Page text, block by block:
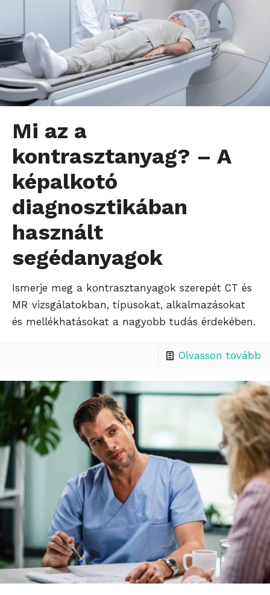
Mi az a
kontrasztanyag? – A
képalkotó
diagnosztikában
használt
segédanyagok
Ismerje meg a kontrasztanyagok szerepét CT és
MR vizsgálatokban, típusokat, alkalmazásokat
és mellékhatásokat a nagyobb tudás érdekében.
Olvasson tovább